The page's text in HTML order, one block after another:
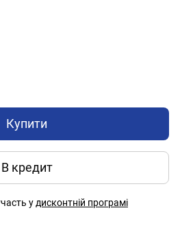
Купити
В кредит
у дисконтній програмі